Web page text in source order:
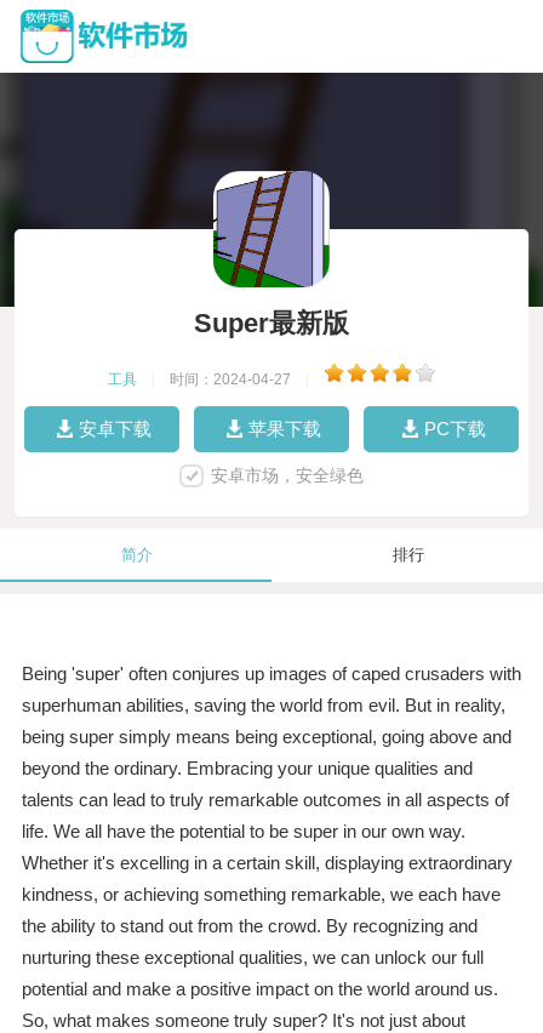
Super最新版
工具 时间：2024-04-27
安卓下载 苹果下载 PC下载
安卓市场，安全绿色
简介 排行
Being 'super' often conjures up images of caped crusaders with
superhuman abilities, saving the world from evil. But in reality,
being super simply means being exceptional, going above and
beyond the ordinary. Embracing your unique qualities and
talents can lead to truly remarkable outcomes in all aspects of
life. We all have the potential to be super in our own way.
Whether it's excelling in a certain skill, displaying extraordinary
kindness, or achieving something remarkable, we each have
the ability to stand out from the crowd. By recognizing and
nurturing these exceptional qualities, we can unlock our full
potential and make a positive impact on the world around us.
So, what makes someone truly super? It's not just about